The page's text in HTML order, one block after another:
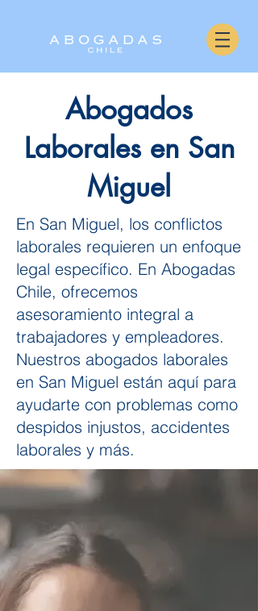
Abogados
Laborales en San
Miguel
En San Miguel, los conflictos
laborales requieren un enfoque
legal específico. En Abogadas
Chile, ofrecemos
asesoramiento integral a
trabajadores y empleadores.
Nuestros abogados laborales
en San Miguel están aquí para
ayudarte con problemas como
despidos injustos, accidentes
laborales y más.